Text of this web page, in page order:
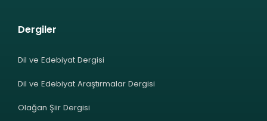
Dergiler
Dil ve Edebiyat Dergisi
Dil ve Edebiyat Araştırmalar Dergisi
Olağan Şiir Dergisi